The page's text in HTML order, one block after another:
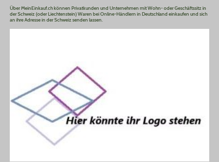
Über MeinEinkauf.ch können Privatkunden und Unternehmen mit Wohn- oder Geschäftssitz in
der Schweiz (oder Liechtenstein) Waren bei Online-Händlern in Deutschland einkaufen und sich
an ihre Adresse in der Schweiz senden lassen.